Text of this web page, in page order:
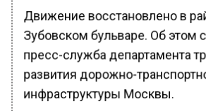
Движение восстановлено в
Зубовском бульваре. Об этом
пресс-служба департамента
развития дорожно-
инфраструктуры Москвы.